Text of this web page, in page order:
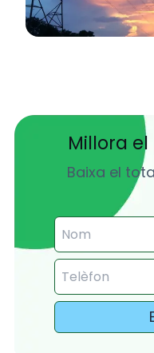
Millora
Baixa el